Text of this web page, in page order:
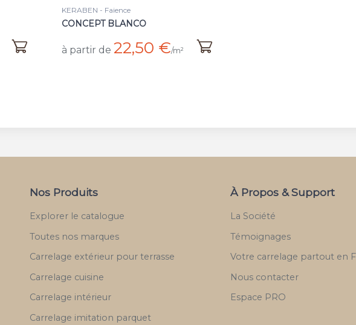
KERABEN - Faience
CONCEPT BLANCO
à partir de 22,50 €/m²
Nos Produits
Explorer le catalogue
Toutes nos marques
Carrelage extérieur pour terrasse
Carrelage cuisine
Carrelage intérieur
Carrelage imitation parquet
À Propos & Support
La Société
Témoignages
Votre carrelage partout en
Nous contacter
Espace PRO